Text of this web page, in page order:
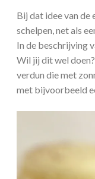
Bij dat idee van de
schelpen, net als
In de beschrijving
Wil jij dit wel
verdun die met
met bijvoorbeeld